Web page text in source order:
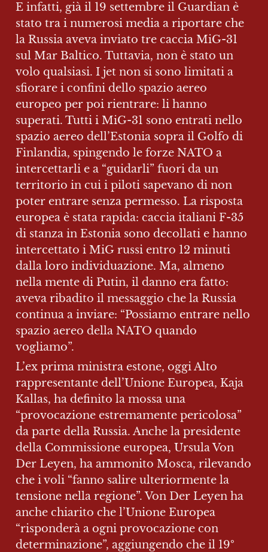
E infatti, già il 19 settembre il Guardian è
stato tra i numerosi media a riportare che
la Russia aveva inviato tre caccia MiG-31
sul Mar Baltico. Tuttavia, non è stato un
volo qualsiasi. I jet non si sono limitati a
sfiorare i confini dello spazio aereo
europeo per poi rientrare: li hanno
superati. Tutti i MiG-31 sono entrati nello
spazio aereo dell’Estonia sopra il Golfo di
Finlandia, spingendo le forze NATO a
intercettarli e a “guidarli” fuori da un
territorio in cui i piloti sapevano di non
poter entrare senza permesso. La risposta
europea è stata rapida: caccia italiani F-35
di stanza in Estonia sono decollati e hanno
intercettato i MiG russi entro 12 minuti
dalla loro individuazione. Ma, almeno
nella mente di Putin, il danno era fatto:
aveva ribadito il messaggio che la Russia
continua a inviare: “Possiamo entrare nello
spazio aereo della NATO quando
vogliamo”.
L’ex prima ministra estone, oggi Alto
rappresentante dell’Unione Europea, Kaja
Kallas, ha definito la mossa una
“provocazione estremamente pericolosa”
da parte della Russia. Anche la presidente
della Commissione europea, Ursula Von
Der Leyen, ha ammonito Mosca, rilevando
che i voli “fanno salire ulteriormente la
tensione nella regione”. Von Der Leyen ha
anche chiarito che l’Unione Europea
“risponderà a ogni provocazione con
determinazione”, aggiungendo che il 19º